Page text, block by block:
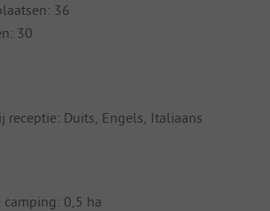
36
30
receptie: Duits, Engels, Italiaans
0,5 ha